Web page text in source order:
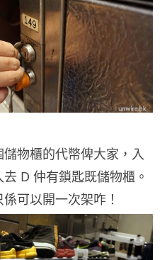
物櫃的代幣俾大家，入
D 仲有鎖匙既儲物櫃。
可以開一次架咋！